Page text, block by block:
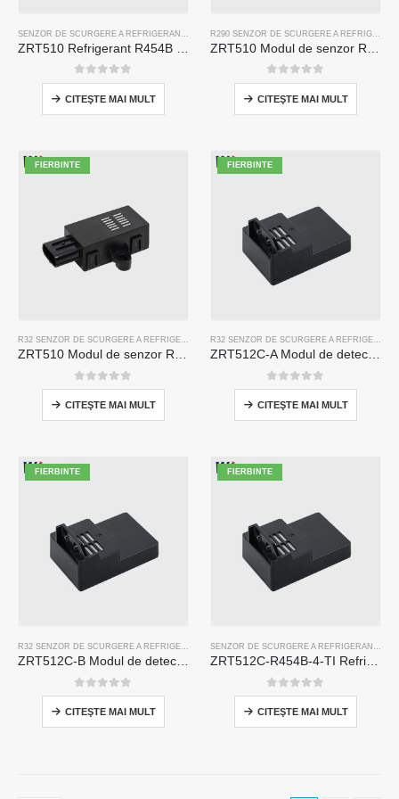
0din 5
CITEŞTE MAI MULT
0din 5
CITEŞTE MAI MULT
FIERBINTE
R32 SENZOR DE SCURGERE A REFRIGERANTULUI
ZRT510 Modul de senzor R32 R32-senzor de refrigerare NDIR de înaltă performanță
0din 5
CITEŞTE MAI MULT
FIERBINTE
R32 SENZOR DE SCURGERE A REFRIGERANTULUI
ZRT512C-A Modul de detectare a frigorificului | Senzor de gaz NDIR pentru R32, R454B, R290 | Sursă de alimentare cu tensiune largă
0din 5
CITEŞTE MAI MULT
FIERBINTE
R32 SENZOR DE SCURGERE A REFRIGERANTULUI ,R290 SENZOR DE SCURGERE A
ZRT512C-B Modul de detectare a frigiderului | Senzor de gaz NDIR de joasă tensiune pentru R32, R454B, R290
0din 5
CITEŞTE MAI MULT
FIERBINTE
SENZOR DE SCURGERE A REFRIGERANTULUI R454B
ZRT512C-R454B-4-TI Refrigerant Sensor Module | NDIR Technology for HVAC & Industrial Safety Monitoring
0din 5
CITEŞTE MAI MULT